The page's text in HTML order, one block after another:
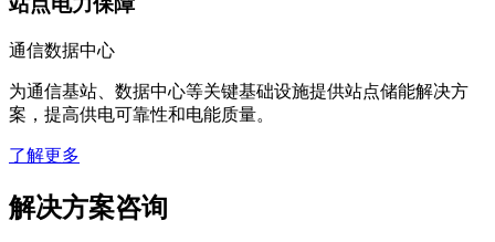
通信数据中心
为通信基站、数据中心等关键基础设施提供站点储能解决方
案，提高供电可靠性和电能质量。
了解更多
解决方案咨询